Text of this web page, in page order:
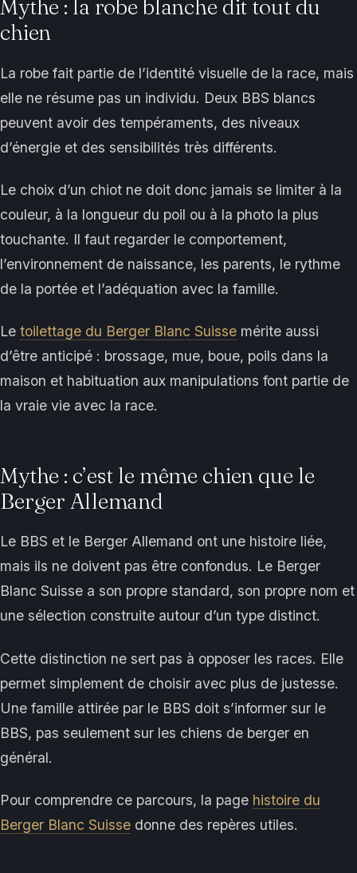
Mythe : la robe blanche dit tout du
chien
La robe fait partie de l’identité visuelle de la race, mais
elle ne résume pas un individu. Deux BBS blancs
peuvent avoir des tempéraments, des niveaux
d’énergie et des sensibilités très différents.
Le choix d’un chiot ne doit donc jamais se limiter à la
couleur, à la longueur du poil ou à la photo la plus
touchante. Il faut regarder le comportement,
l’environnement de naissance, les parents, le rythme
de la portée et l’adéquation avec la famille.
Le toilettage du Berger Blanc Suisse mérite aussi
d’être anticipé : brossage, mue, boue, poils dans la
maison et habituation aux manipulations font partie de
la vraie vie avec la race.
Mythe : c’est le même chien que le
Berger Allemand
Le BBS et le Berger Allemand ont une histoire liée,
mais ils ne doivent pas être confondus. Le Berger
Blanc Suisse a son propre standard, son propre nom et
une sélection construite autour d’un type distinct.
Cette distinction ne sert pas à opposer les races. Elle
permet simplement de choisir avec plus de justesse.
Une famille attirée par le BBS doit s’informer sur le
BBS, pas seulement sur les chiens de berger en
général.
Pour comprendre ce parcours, la page histoire du
Berger Blanc Suisse donne des repères utiles.